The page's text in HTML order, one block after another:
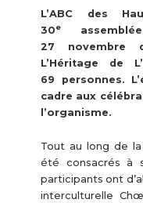
L’ABC des
30e
27 novembre
L’Héritage de
69 personnes.
cadre aux
l’organisme.
Tout au long de
été consacrés à
participants ont
interculturelle